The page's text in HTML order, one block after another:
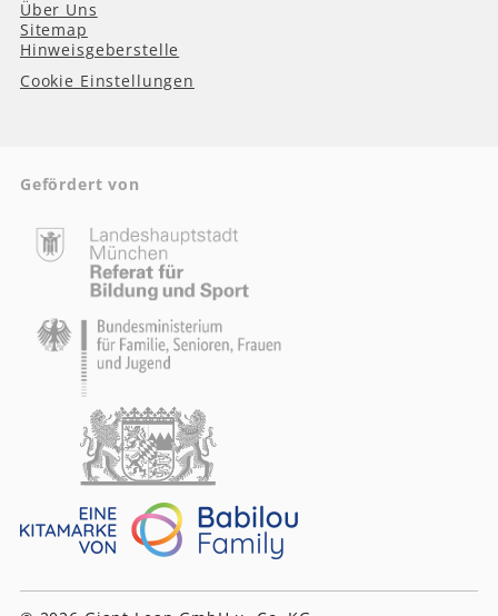
Über Uns
Sitemap
Hinweisgeberstelle
Cookie Einstellungen
Gefördert von